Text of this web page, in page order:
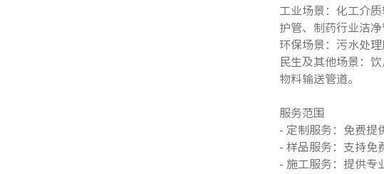
工业场景：化工介
护管、制药行业洁净
环保场景：污水处
民生及其他场景：
物料输送管道。
服务范围
- 定制服务：免费提
- 样品服务：支持免
- 施工服务：提供专